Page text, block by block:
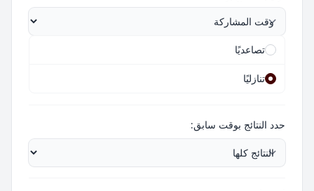
تصاعديًا
تنازليًا
حدد النتائج بوقت سابق: